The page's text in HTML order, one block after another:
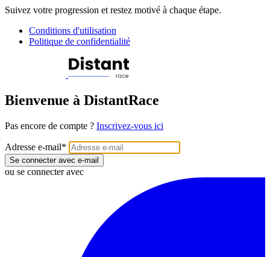
Suivez votre progression et restez motivé à chaque étape.
Conditions d'utilisation
Politique de confidentialité
Bienvenue à DistantRace
Pas encore de compte ? Inscrivez-vous ici
Adresse e-mail*
Se connecter avec e-mail
ou se connecter avec